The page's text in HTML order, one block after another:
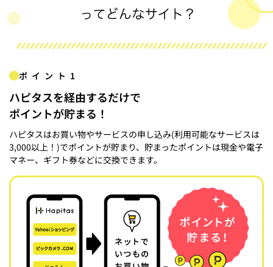
ポイント1
ハピタスを経由するだけで
ポイントが貯まる！
ハピタスはお買い物やサービスの申し込み(利用可能なサービスは
3,000以上！)でポイントが貯まり、貯まったポイントは現金や電子
マネー、ギフト券などに交換できます。